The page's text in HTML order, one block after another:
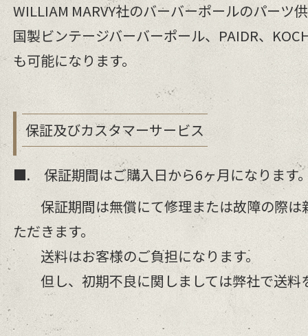
WILLIAM MARVY社のバーバーポールのパーツ
国製ビンテージバーバーポール、PAIDR、
も可能になります。
保証及びカスタマーサービス
■. 保証期間はご購入日から6ヶ月になります
保証期間は無償にて修理または故障の際は
ただきます。
送料はお客様のご負担になります。
但し、初期不良に関しましては弊社で送料